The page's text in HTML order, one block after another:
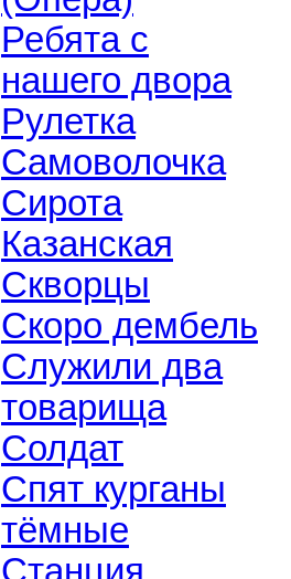
Ребята с
нашего двора
Рулетка
Самоволочка
Сирота
Казанская
Скворцы
Скоро дембель
Служили два
товарища
Солдат
Спят курганы
тёмные